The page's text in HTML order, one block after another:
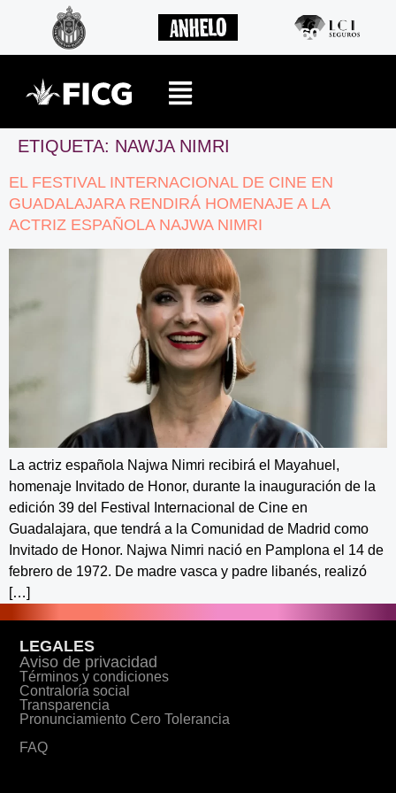
ETIQUETA: NAWJA NIMRI
EL FESTIVAL INTERNACIONAL DE CINE EN
GUADALAJARA RENDIRÁ HOMENAJE A LA
ACTRIZ ESPAÑOLA NAJWA NIMRI
La actriz española Najwa Nimri recibirá el Mayahuel,
homenaje Invitado de Honor, durante la inauguración de la
edición 39 del Festival Internacional de Cine en
Guadalajara, que tendrá a la Comunidad de Madrid como
Invitado de Honor. Najwa Nimri nació en Pamplona el 14 de
febrero de 1972. De madre vasca y padre libanés, realizó
[…]
LEGALES
Aviso de privacidad
Términos y condiciones
Contraloría social
Transparencia
Pronunciamiento Cero Tolerancia
FAQ